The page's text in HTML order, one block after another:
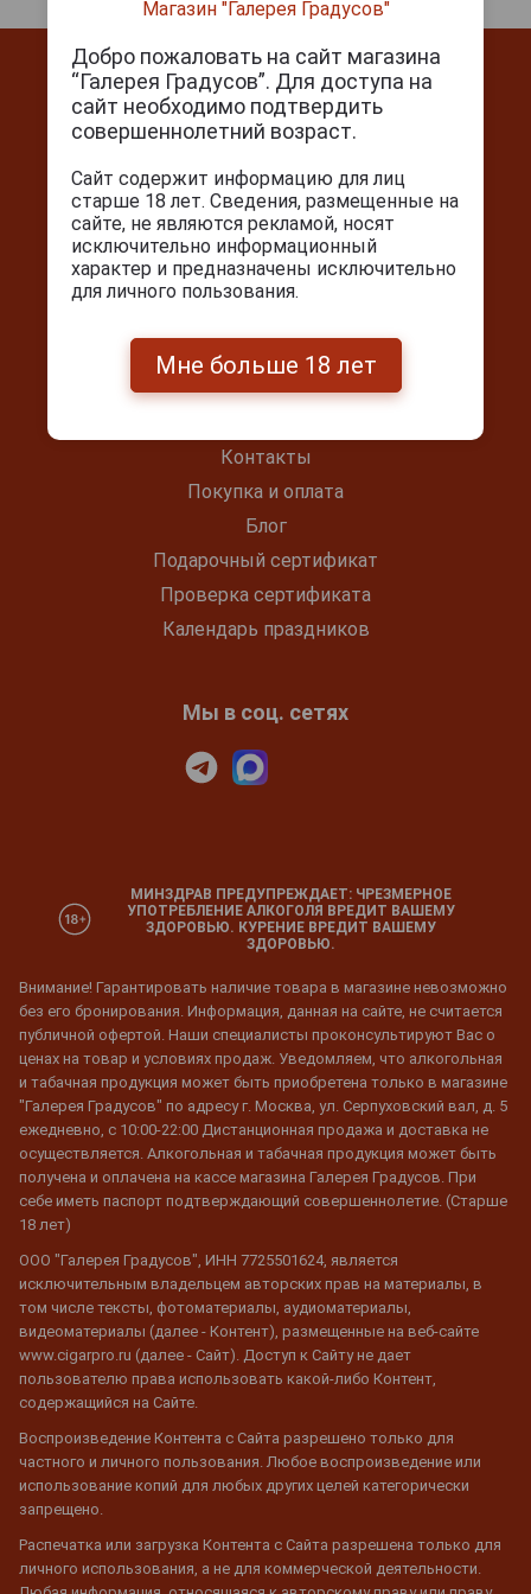
непревзойденным качеством. Однако, к радости
искушенных дегустаторов, приобрести его можно в
Москве и других городах России.
Контакты
г. Москва, Серпуховский вал, д. 5
Ежедневно с 10:00 до 22:00
+7(495) 644-59-95
Покупателям
Контакты
Покупка и оплата
Блог
Подарочный сертификат
Проверка сертификата
Календарь праздников
Мы в соц. сетях
МИНЗДРАВ ПРЕДУПРЕЖДАЕТ: ЧРЕЗМЕРНОЕ
УПОТРЕБЛЕНИЕ АЛКОГОЛЯ ВРЕДИТ ВАШЕМУ
ЗДОРОВЬЮ. КУРЕНИЕ ВРЕДИТ ВАШЕМУ
ЗДОРОВЬЮ.
Внимание! Гарантировать наличие товара в магазине невозможно
без его бронирования. Информация, данная на сайте, не считается
публичной офертой. Наши специалисты проконсультируют Вас о
ценах на товар и условиях продаж. Уведомляем, что алкогольная
и табачная продукция может быть приобретена только в магазине
"Галерея Градусов" по адресу г. Москва, ул. Серпуховский вал, д. 5
ежедневно, с 10:00-22:00 Дистанционная продажа и доставка не
осуществляется. Алкогольная и табачная продукция может быть
получена и оплачена на кассе магазина Галерея Градусов. При
себе иметь паспорт подтверждающий совершеннолетие. (Старше
18 лет)
ООО "Галерея Градусов", ИНН 7725501624, является
исключительным владельцем авторских прав на материалы, в
том числе тексты, фотоматериалы, аудиоматериалы,
видеоматериалы (далее - Контент), размещенные на веб-сайте
www.cigarpro.ru (далее - Сайт). Доступ к Сайту не дает
пользователю права использовать какой-либо Контент,
содержащийся на Сайте.
Воспроизведение Контента с Сайта разрешено только для
частного и личного пользования. Любое воспроизведение или
использование копий для любых других целей категорически
запрещено.
Распечатка или загрузка Контента с Сайта разрешена только для
личного использования, а не для коммерческой деятельности.
Магазин "Галерея Градусов"
Добро пожаловать на сайт магазина
“Галерея Градусов”. Для доступа на
сайт необходимо подтвердить
совершеннолетний возраст.
Сайт содержит информацию для лиц
старше 18 лет. Сведения, размещенные на
сайте, не являются рекламой, носят
исключительно информационный
характер и предназначены исключительно
для личного пользования.
Мне больше 18 лет